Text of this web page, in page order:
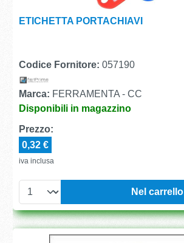
ETICHETTA PORTACHIAVI
Codice Fornitore: 057190
Marca: FERRAMENTA - CC
Disponibili in magazzino
Prezzo:
0,32 €
iva inclusa
Nel carrello